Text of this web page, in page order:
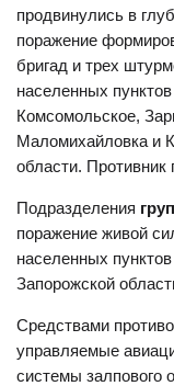
продвинулись в
поражение
бригад и трех
населенных
Комсомольское,
Маломихайловка и
области.
Подразделения
поражение живой
населенных
Запорожской
Средствами
управляемые
системы залпового